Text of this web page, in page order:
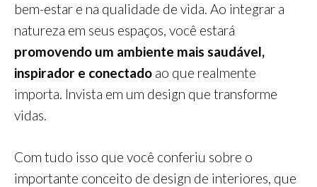
bem-estar e na qualidade de vida. Ao integrar a
natureza em seus espaços, você estará
promovendo um ambiente mais saudável,
inspirador e conectado ao que realmente
importa. Invista em um design que transforme
vidas.
Com tudo isso que você conferiu sobre o
importante conceito de design de interiores, que